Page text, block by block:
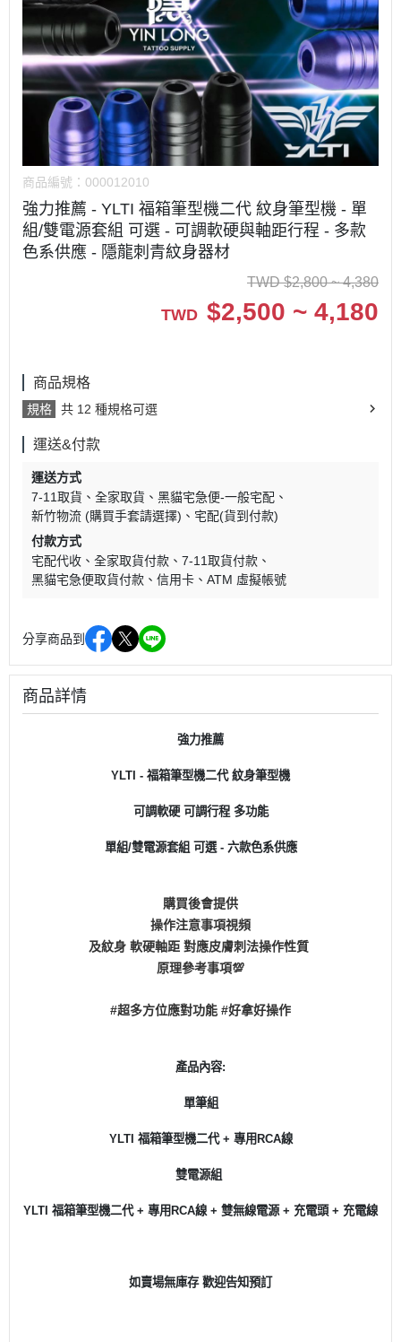
商品編號： 000012010
強力推薦 - YLTI 福箱筆型機二代 紋身筆型機 - 單
組/雙電源套組 可選 - 可調軟硬與軸距行程 - 多款
色系供應 - 隱龍刺青紋身器材
TWD $2,800 ~ 4,380
TWD $2,500 ~ 4,180
商品規格
規格 共 12 種規格可選
運送&付款
運送方式
7-11取貨
全家取貨
黑貓宅急便-一般宅配
新竹物流 (購買手套請選擇)
宅配(貨到付款)
付款方式
宅配代收
全家取貨付款
7-11取貨付款
黑貓宅急便取貨付款
信用卡 ATM 虛擬帳號
分享商品到
商品詳情
強力推薦
YLTI - 福箱筆型機二代 紋身筆型機
可調軟硬 可調行程 多功能
單組/雙電源套組 可選 - 六款色系供應
購買後會提供
操作注意事項視頻
及紋身 軟硬軸距 對應皮膚刺法操作性質
原理參考事項💯
#超多方位應對功能 #好拿好操作
產品內容:
單筆組
YLTI 福箱筆型機二代 + 專用RCA線
雙電源組
YLTI 福箱筆型機二代 + 專用RCA線 + 雙無線電源 + 充電頭 + 充電線
如賣場無庫存 歡迎告知預訂